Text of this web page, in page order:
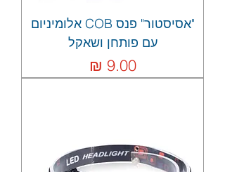
"אסיסטור" פנס COB אלומיניום
עם פותחן ושאקל
מחיר‏9.00 ‏₪